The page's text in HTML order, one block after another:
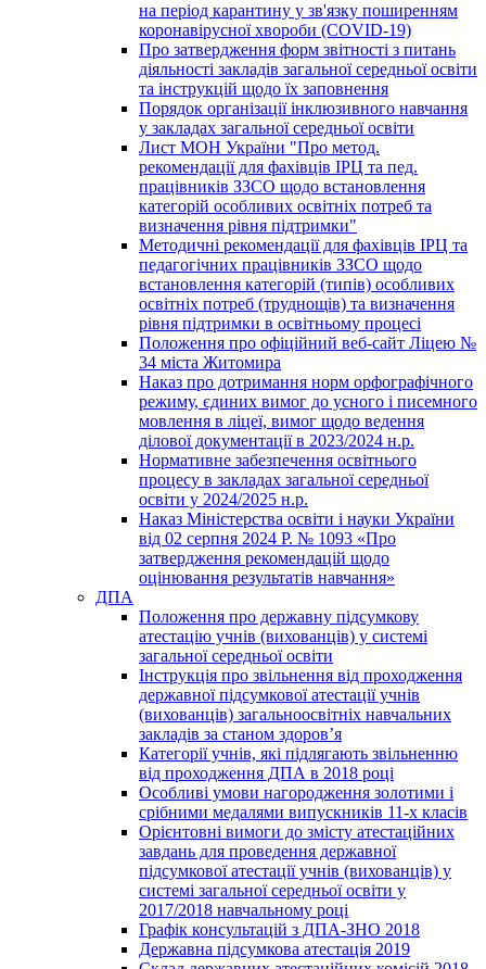
на період карантину у зв'язку поширенням
коронавірусної хвороби (COVID-19)
Про затвердження форм звітності з питань
діяльності закладів загальної середньої освіти
та інструкцій щодо їх заповнення
Порядок організації інклюзивного навчання
у закладах загальної середньої освіти
Лист МОН України "Про метод.
рекомендації для фахівців ІРЦ та пед.
працівників ЗЗСО щодо встановлення
категорій особливих освітніх потреб та
визначення рівня підтримки"
Методичні рекомендації для фахівців ІРЦ та
педагогічних працівників ЗЗСО щодо
встановлення категорій (типів) особливих
освітніх потреб (труднощів) та визначення
рівня підтримки в освітньому процесі
Положення про офіційний веб-сайт Ліцею №
34 міста Житомира
Наказ про дотримання норм орфографічного
режиму, єдиних вимог до усного і писемного
мовлення в ліцеї, вимог щодо ведення
ділової документації в 2023/2024 н.р.
Нормативне забезпечення освітнього
процесу в закладах загальної середньої
освіти у 2024/2025 н.р.
Наказ Міністерства освіти і науки України
від 02 серпня 2024 Р. № 1093 «Про
затвердження рекомендацій щодо
оцінювання результатів навчання»
ДПА
Положення про державну підсумкову
атестацію учнів (вихованців) у системі
загальної середньої освіти
Інструкція про звільнення від проходження
державної підсумкової атестації учнів
(вихованців) загальноосвітніх навчальних
закладів за станом здоров’я
Категорії учнів, які підлягають звільненню
від проходження ДПА в 2018 році
Особливі умови нагородження золотими і
срібними медалями випускників 11-х класів
Орієнтовні вимоги до змісту атестаційних
завдань для проведення державної
підсумкової атестації учнів (вихованців) у
системі загальної середньої освіти у
2017/2018 навчальному році
Графік консультацій з ДПА-ЗНО 2018
Державна підсумкова атестація 2019